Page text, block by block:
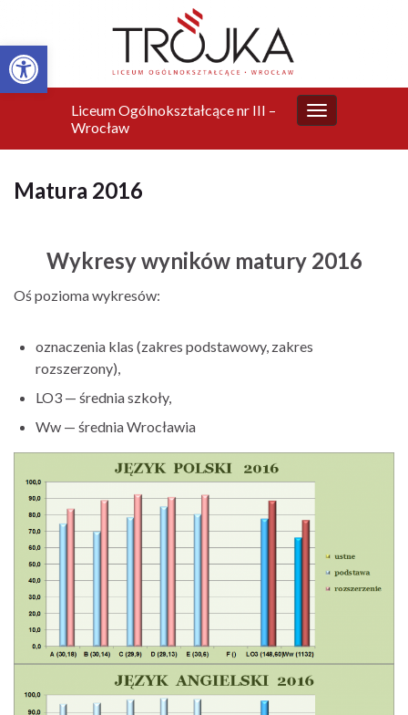
Otwórz pasek narzędzi
Przełącz
Liceum Ogólnokształcące nr III –
Wrocław
Matura 2016
Wykresy wyników matury 2016
Oś pozioma wykresów:
oznaczenia klas (zakres podstawowy, zakres
rozszerzony),
LO3 — średnia szkoły,
Ww — średnia Wrocławia